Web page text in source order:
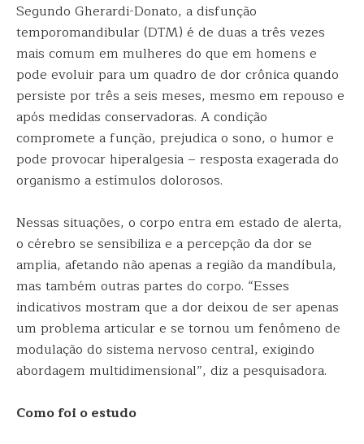
Segundo Gherardi-Donato, a disfunção
temporomandibular (DTM) é de duas a três vezes
mais comum em mulheres do que em homens e
pode evoluir para um quadro de dor crônica quando
persiste por três a seis meses, mesmo em repouso e
após medidas conservadoras. A condição
compromete a função, prejudica o sono, o humor e
pode provocar hiperalgesia – resposta exagerada do
organismo a estímulos dolorosos.
Nessas situações, o corpo entra em estado de alerta,
o cérebro se sensibiliza e a percepção da dor se
amplia, afetando não apenas a região da mandíbula,
mas também outras partes do corpo. “Esses
indicativos mostram que a dor deixou de ser apenas
um problema articular e se tornou um fenômeno de
modulação do sistema nervoso central, exigindo
abordagem multidimensional”, diz a pesquisadora.
Como foi o estudo